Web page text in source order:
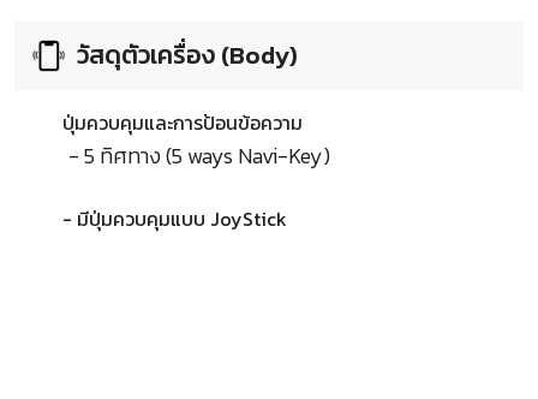
วัสดุตัวเครื่อง (Body)
ปุ่มควบคุมและการป้อนข้อความ
- 5 ทิศทาง (5 ways Navi-Key)
- มีปุ่มควบคุมแบบ JoyStick